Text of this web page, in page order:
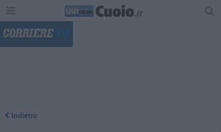
Indietro